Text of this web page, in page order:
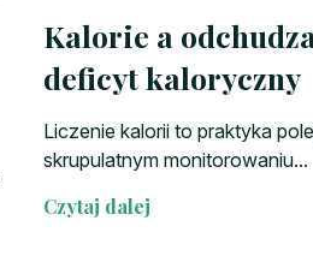
Kalorie a
deficyt kaloryczny
Liczenie kalorii to praktyka
skrupulatnym monitorowaniu...
Czytaj dalej